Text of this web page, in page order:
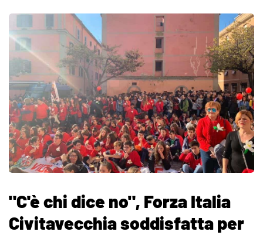
"C'è chi dice no", Forza Italia
Civitavecchia soddisfatta per